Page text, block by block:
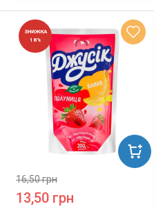
ЗНИЖКА
18%
16,50 грн
13,50 грн